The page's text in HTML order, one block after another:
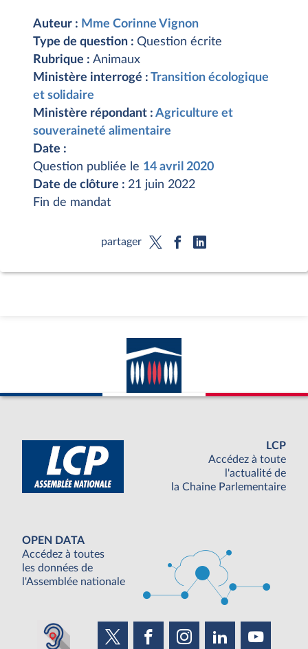
Auteur : Mme Corinne Vignon
Type de question : Question écrite
Rubrique : Animaux
Ministère interrogé : Transition écologique
et solidaire
Ministère répondant : Agriculture et
souveraineté alimentaire
Date :
Question publiée le 14 avril 2020
Date de clôture : 21 juin 2022
Fin de mandat
partager
LCP
Accédez à toute
l'actualité de
la Chaine Parlementaire
OPEN DATA
Accédez à toutes
les données de
l'Assemblée nationale